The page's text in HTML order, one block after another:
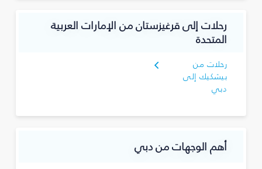
رحلات إلى قرغيزستان من الإمارات العربية
المتحدة
رحلات من
بيشكيك إلى
دبي
أهم الوجهات من دبي